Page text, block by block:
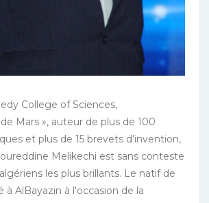
College of Sciences,
Mars », auteur de plus de 100
et plus de 15 brevets d’invention,
Melikechi est sans conteste
les plus brillants. Le natif de
à AlBayazin à l'occasion de la